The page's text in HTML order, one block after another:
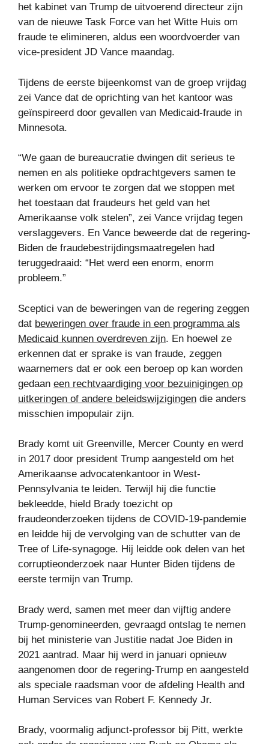
het kabinet van Trump de uitvoerend directeur zijn
van de nieuwe Task Force van het Witte Huis om
fraude te elimineren, aldus een woordvoerder van
vice-president JD Vance maandag.
Tijdens de eerste bijeenkomst van de groep vrijdag
zei Vance dat de oprichting van het kantoor was
geïnspireerd door gevallen van Medicaid-fraude in
Minnesota.
“We gaan de bureaucratie dwingen dit serieus te
nemen en als politieke opdrachtgevers samen te
werken om ervoor te zorgen dat we stoppen met
het toestaan ​​dat fraudeurs het geld van het
Amerikaanse volk stelen”, zei Vance vrijdag tegen
verslaggevers. En Vance beweerde dat de regering-
Biden de fraudebestrijdingsmaatregelen had
teruggedraaid: “Het werd een enorm, enorm
probleem.”
Sceptici van de beweringen van de regering zeggen
dat beweringen over fraude in een programma als
Medicaid kunnen overdreven zijn. En hoewel ze
erkennen dat er sprake is van fraude, zeggen
waarnemers dat er ook een beroep op kan worden
gedaan een rechtvaardiging voor bezuinigingen op
uitkeringen of andere beleidswijzigingen die anders
misschien impopulair zijn.
Brady komt uit Greenville, Mercer County en werd
in 2017 door president Trump aangesteld om het
Amerikaanse advocatenkantoor in West-
Pennsylvania te leiden. Terwijl hij die functie
bekleedde, hield Brady toezicht op
fraudeonderzoeken tijdens de COVID-19-pandemie
en leidde hij de vervolging van de schutter van de
Tree of Life-synagoge. Hij leidde ook delen van het
corruptieonderzoek naar Hunter Biden tijdens de
eerste termijn van Trump.
Brady werd, samen met meer dan vijftig andere
Trump-genomineerden, gevraagd ontslag te nemen
bij het ministerie van Justitie nadat Joe Biden in
2021 aantrad. Maar hij werd in januari opnieuw
aangenomen door de regering-Trump en aangesteld
als speciale raadsman voor de afdeling Health and
Human Services van Robert F. Kennedy Jr.
Brady, voormalig adjunct-professor bij Pitt, werkte